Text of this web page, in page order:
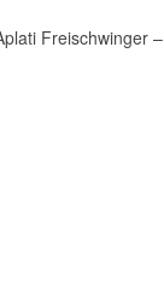
Freischwinger –